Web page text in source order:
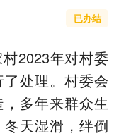
已办结
2023年对村委
处理。村委会
多年来群众生
天湿滑，绊倒